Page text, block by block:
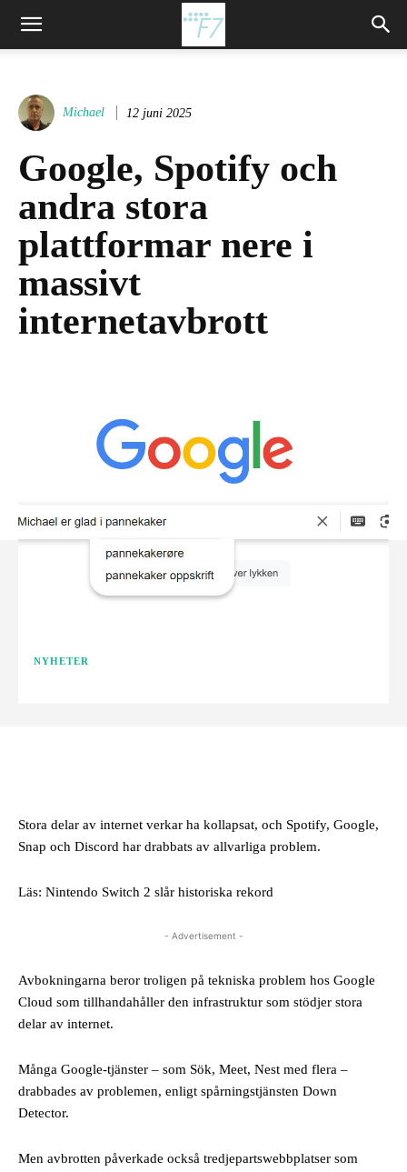
Michael 12 juni 2025
Google, Spotify och
andra stora
plattformar nere i
massivt
internetavbrott
NYHETER
Stora delar av internet verkar ha kollapsat, och Spotify, Google,
Snap och Discord har drabbats av allvarliga problem.
Läs: Nintendo Switch 2 slår historiska rekord
- Advertisement -
Avbokningarna beror troligen på tekniska problem hos Google
Cloud som tillhandahåller den infrastruktur som stödjer stora
delar av internet.
Många Google-tjänster – som Sök, Meet, Nest med flera –
drabbades av problemen, enligt spårningstjänsten Down
Detector.
Men avbrotten påverkade också tredjepartswebbplatser som